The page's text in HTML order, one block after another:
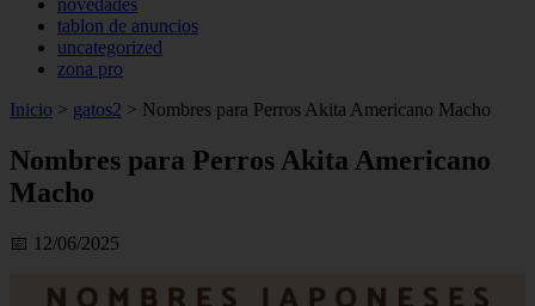
novedades
tablon de anuncios
uncategorized
zona pro
Inicio > gatos2 > Nombres para Perros Akita Americano Macho
Nombres para Perros Akita Americano
Macho
📅 12/06/2025